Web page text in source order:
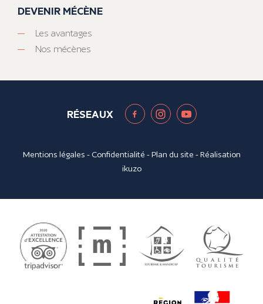
DEVENIR MÉCÈNE
Les avantages
Nos mécènes
RÉSEAUX
Mentions légales - Confidentialité -Plan du site - Réalisation
ikuzo